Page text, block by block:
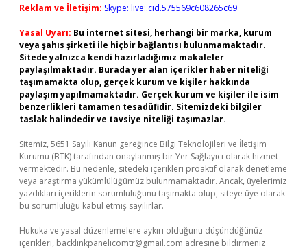
Reklam ve İletişim: Skype: live:.cid.575569c608265c69
Yasal Uyarı: Bu internet sitesi, herhangi bir marka, kurum
veya şahıs şirketi ile hiçbir bağlantısı bulunmamaktadır.
Sitede yalnızca kendi hazırladığımız makaleler
paylaşılmaktadır. Burada yer alan içerikler haber niteliği
taşımamakta olup, gerçek kurum ve kişiler hakkında
paylaşım yapılmamaktadır. Gerçek kurum ve kişiler ile isim
benzerlikleri tamamen tesadüfidir. Sitemizdeki bilgiler
taslak halindedir ve tavsiye niteliği taşımazlar.
Sitemiz, 5651 Sayılı Kanun gereğince Bilgi Teknolojileri ve İletişim
Kurumu (BTK) tarafından onaylanmış bir Yer Sağlayıcı olarak hizmet
vermektedir. Bu nedenle, sitedeki içerikleri proaktif olarak denetleme
veya araştırma yükümlülüğümüz bulunmamaktadır. Ancak, üyelerimiz
yazdıkları içeriklerin sorumluluğunu taşımakta olup, siteye üye olarak
bu sorumluluğu kabul etmiş sayılırlar.
Hukuka ve yasal düzenlemelere aykırı olduğunu düşündüğünüz
içerikleri, backlinkpanelicomtr@gmail.com adresine bildirmeniz